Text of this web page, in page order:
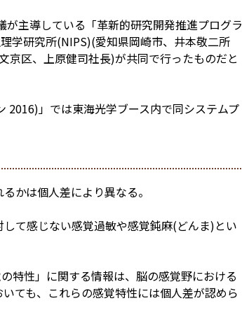
主導している「革新的研究開発推進プログラ
学研究所(NIPS)(愛知県岡崎市、井本敬二所
区、上原健司社長)が共同で行ったものだと
2016)」では東海光学ブース内で同システムプ
かは個人差により異なる。
て感じない感覚過敏や感覚鈍麻(どんま)とい
特性」に関する情報は、脳の感覚野における
ても、これらの感覚特性には個人差が認めら